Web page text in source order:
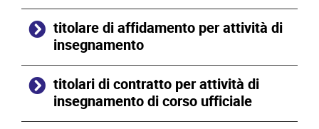
titolare di affidamento per attività di
insegnamento
titolari di contratto per attività di
insegnamento di corso ufficiale